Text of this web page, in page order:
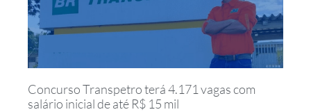
Concurso Transpetro terá 4.171 vagas com
salário inicial de até R$ 15 mil